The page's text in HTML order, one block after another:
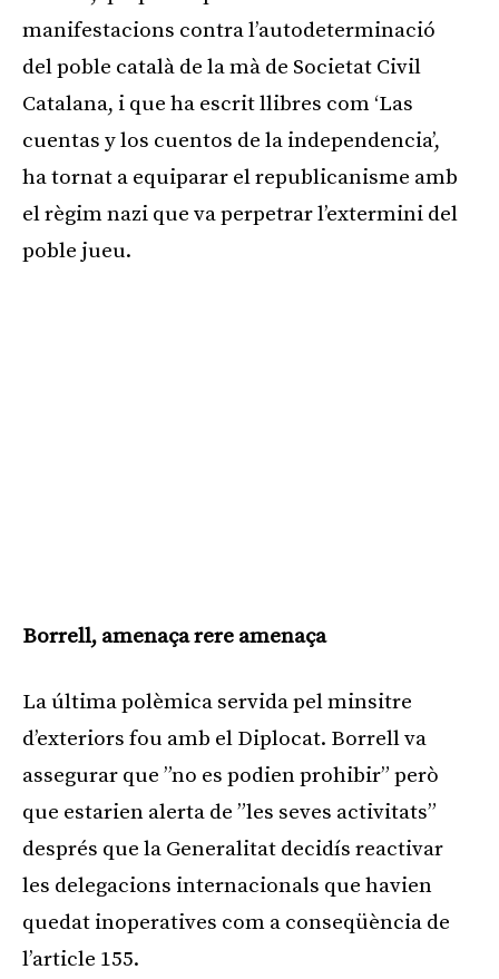
manifestacions contra l’autodeterminació
del poble català de la mà de Societat Civil
Catalana, i que ha escrit llibres com ‘Las
cuentas y los cuentos de la independencia’,
ha tornat a equiparar el republicanisme amb
el règim nazi que va perpetrar l’extermini del
poble jueu.
Borrell, amenaça rere amenaça
La última polèmica servida pel minsitre
d’exteriors fou amb el Diplocat. Borrell va
assegurar que ”no es podien prohibir” però
que estarien alerta de ”les seves activitats”
després que la Generalitat decidís reactivar
les delegacions internacionals que havien
quedat inoperatives com a conseqüència de
l’article 155.